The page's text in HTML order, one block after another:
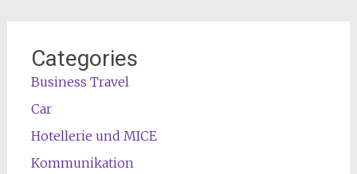
Categories
Business Travel
Car
Hotellerie und MICE
Kommunikation